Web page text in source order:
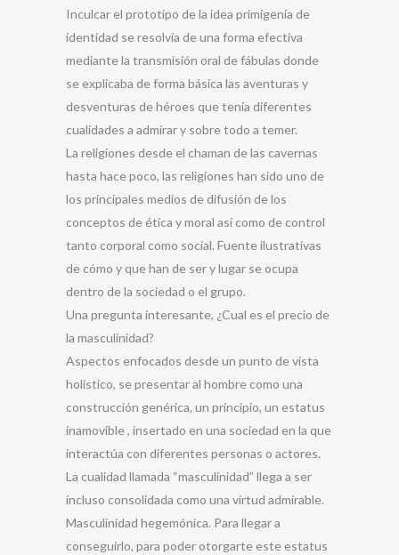
Inculcar el prototipo de la idea primigenia de
identidad se resolvía de una forma efectiva
mediante la transmisión oral de fábulas donde
se explicaba de forma básica las aventuras y
desventuras de héroes que tenia diferentes
cualidades a admirar y sobre todo a temer.
La religiones desde el chaman de las cavernas
hasta hace poco, las religiones han sido uno de
los principales medios de difusión de los
conceptos de ética y moral así como de control
tanto corporal como social. Fuente ilustrativas
de cómo y que han de ser y lugar se ocupa
dentro de la sociedad o el grupo.
Una pregunta interesante, ¿Cual es el precio de
la masculinidad?
Aspectos enfocados desde un punto de vista
holístico, se presentar al hombre como una
construcción genérica, un principio, un estatus
inamovible , insertado en una sociedad en la que
interactúa con diferentes personas o actores.
La cualidad llamada “masculinidad” llega a ser
incluso consolidada como una virtud admirable.
Masculinidad hegemónica. Para llegar a
conseguirlo, para poder otorgarte este estatus